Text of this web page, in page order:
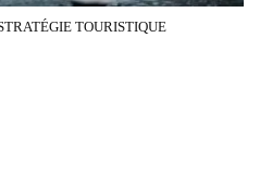
TOURISTIQUE